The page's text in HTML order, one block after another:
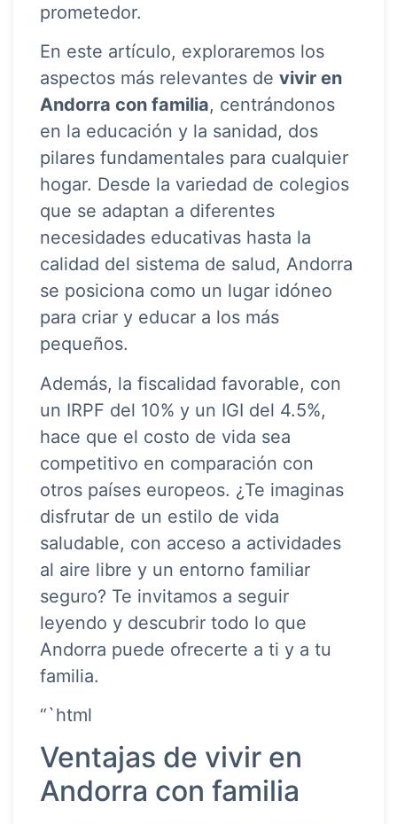
prometedor.
En este artículo, exploraremos los
aspectos más relevantes de vivir en
Andorra con familia, centrándonos
en la educación y la sanidad, dos
pilares fundamentales para cualquier
hogar. Desde la variedad de colegios
que se adaptan a diferentes
necesidades educativas hasta la
calidad del sistema de salud, Andorra
se posiciona como un lugar idóneo
para criar y educar a los más
pequeños.
Además, la fiscalidad favorable, con
un IRPF del 10% y un IGI del 4.5%,
hace que el costo de vida sea
competitivo en comparación con
otros países europeos. ¿Te imaginas
disfrutar de un estilo de vida
saludable, con acceso a actividades
al aire libre y un entorno familiar
seguro? Te invitamos a seguir
leyendo y descubrir todo lo que
Andorra puede ofrecerte a ti y a tu
familia.
“`html
Ventajas de vivir en
Andorra con familia